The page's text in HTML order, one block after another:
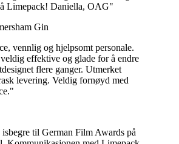
allsidige og designet for både varme og
men hvis designet ditt har mye trykk
se litt blankt ut på grunn av
tilbyr dere?
bestillinger, offset for middels opplag
Limepack! Daniella, OAG"
Gin
vennlig og hjelpsomt personale.
effektive og glade for å endre
flere ganger. Utmerket
levering. Veldig fornøyd med
til German Film Awards på